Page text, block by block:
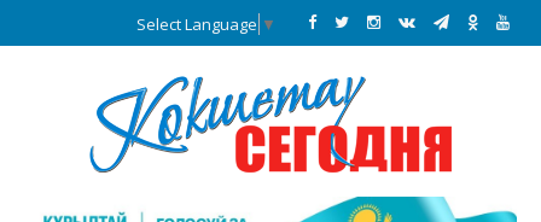
Select Language ▼